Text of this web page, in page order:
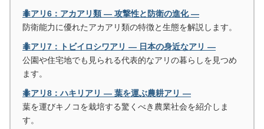
🐜アリ6：アカアリ類 ― 攻撃性と防衛の進化 ―
防衛能力に優れたアカアリ類の特徴と生態を解説します。
🐜アリ7：トビイロシワアリ ― 日本の身近なアリ ―
公園や住宅地でも見られる代表的なアリの暮らしを見つめ
ます。
🐜アリ8：ハキリアリ ― 葉を運ぶ農耕アリ ―
葉を運びキノコを栽培する驚くべき農業社会を紹介しま
す。